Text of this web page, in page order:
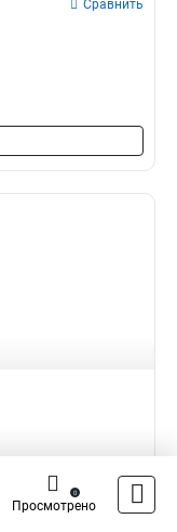
Сравнить
Сравнить
Просмотрено
0